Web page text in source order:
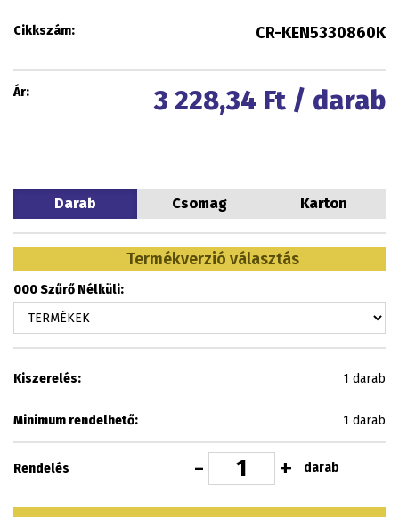
Cikkszám: CR-KEN5330860K
Ár: 3 228,34 Ft / darab
Darab Csomag Karton
Termékverzió választás
000 Szűrő Nélküli:
Kiszerelés: 1 darab
Minimum rendelhető: 1 darab
Rendelés - + darab